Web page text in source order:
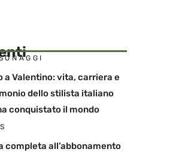
a Valentino: vita, carriera e
dello stilista italiano
conquistato il mondo
completa all’abbonamento